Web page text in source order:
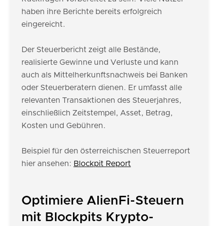
haben ihre Berichte bereits erfolgreich
eingereicht.
Der Steuerbericht zeigt alle Bestände,
realisierte Gewinne und Verluste und kann
auch als Mittelherkunftsnachweis bei Banken
oder Steuerberatern dienen. Er umfasst alle
relevanten Transaktionen des Steuerjahres,
einschließlich Zeitstempel, Asset, Betrag,
Kosten und Gebühren.
Beispiel für den österreichischen Steuerreport
hier ansehen: Blockpit Report
Optimiere AlienFi-Steuern
mit Blockpits Krypto-